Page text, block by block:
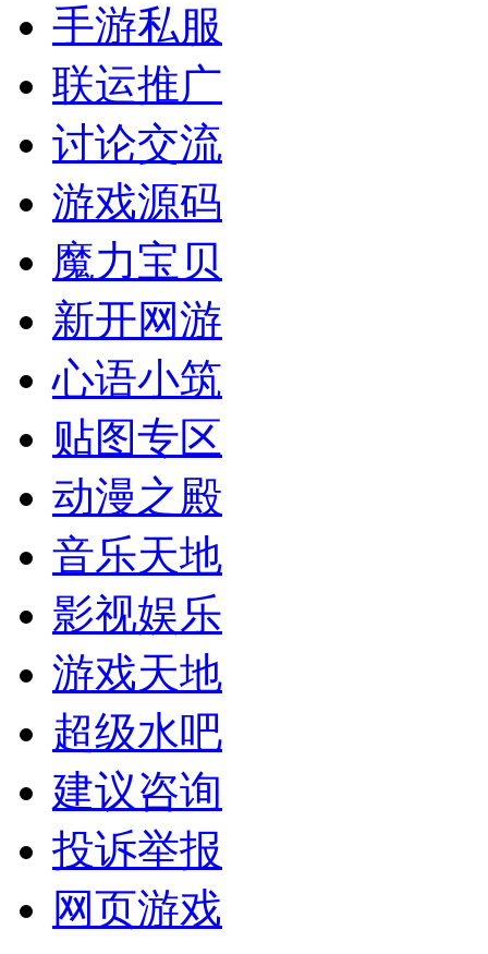
手游私服
联运推广
讨论交流
游戏源码
魔力宝贝
新开网游
心语小筑
贴图专区
动漫之殿
音乐天地
影视娱乐
游戏天地
超级水吧
建议咨询
投诉举报
网页游戏